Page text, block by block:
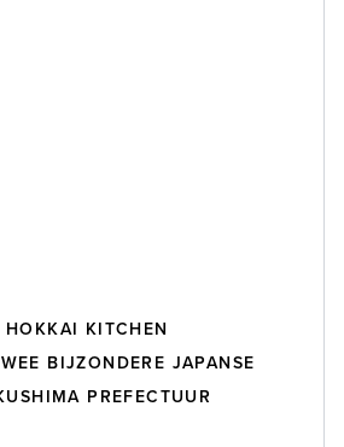
KITCHEN
BIJZONDERE JAPANSE
PREFECTUUR